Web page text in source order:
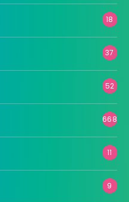
18
37
52
668
11
9